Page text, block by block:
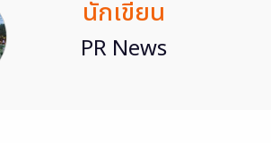
นักเขียน
PR News